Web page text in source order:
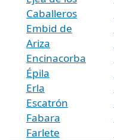
Caballeros
Embid de
Ariza
Encinacorba
Épila
Erla
Escatrón
Fabara
Farlete